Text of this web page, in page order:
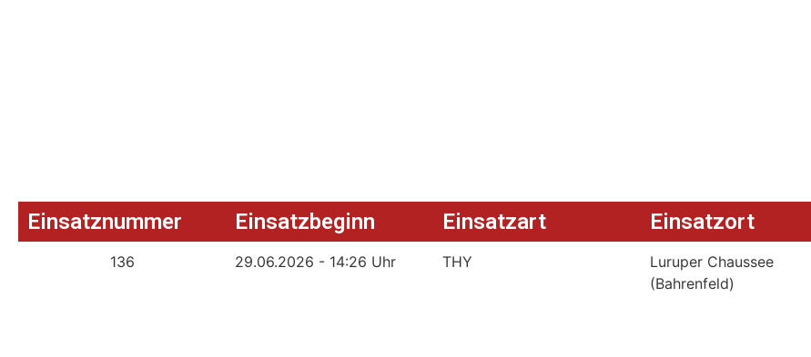
Einsatznummer
136
Einsatzbeginn
29.06.2026 - 14:26 Uhr
Einsatzart
THY
Einsatzort
Luruper Chaussee
(Bahrenfeld)